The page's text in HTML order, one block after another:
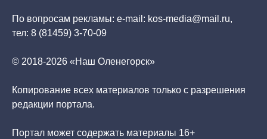
По вопросам рекламы: e-mail: kos-media@mail.ru,
тел: 8 (81459) 3-70-09
© 2018-2026 «Наш Оленегорск»
Копирование всех материалов только с разрешения
редакции портала.
Портал может содержать материалы 16+